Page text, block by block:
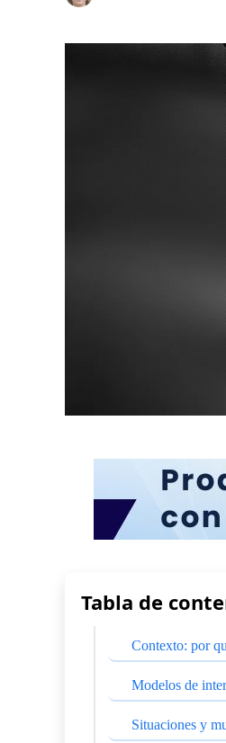
Tabla de
Contexto: por
Modelos de
Situaciones y